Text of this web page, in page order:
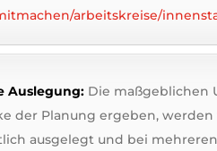
arbeitskreise/
Auslegung: Die maßgeblichen
der Planung ergeben, werden
ausgelegt und bei